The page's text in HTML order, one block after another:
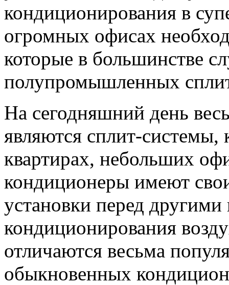
кондиционирования в
огромных офисах
которые в большинстве
полупромышленных
На сегодняшний день
являются сплит-системы,
квартирах, небольших
кондиционеры имеют
установки перед
кондиционирования
отличаются весьма
обыкновенных